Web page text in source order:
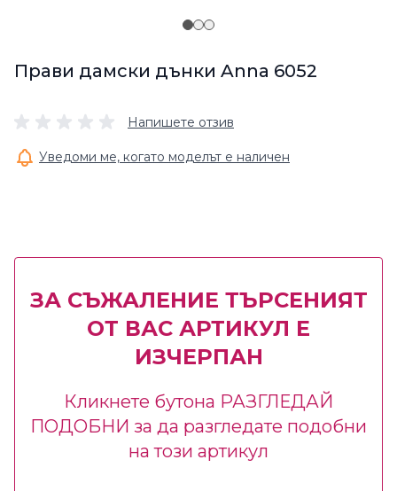
Прави дамски дънки Anna 6052
Напишете отзив
Уведоми ме, когато моделът е наличен
ЗА СЪЖАЛЕНИЕ ТЪРСЕНИЯТ
ОТ ВАС АРТИКУЛ Е
ИЗЧЕРПАН
Кликнете бутона РАЗГЛЕДАЙ
ПОДОБНИ за да разгледате подобни
на този артикул